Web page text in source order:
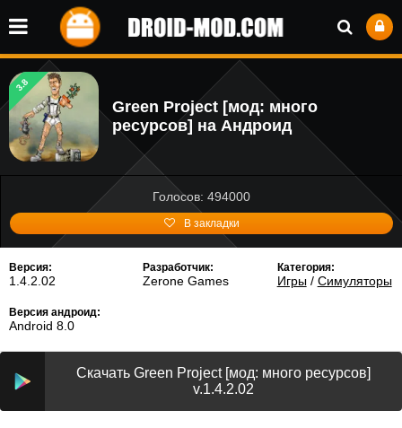
3.8
Green Project [мод: много
ресурсов] на Андроид
Голосов: 494000
В закладки
Версия:
1.4.2.02
Разработчик:
Zerone Games
Категория:
Игры/ Симуляторы
Версия андроид:
Android 8.0
Скачать Green Project [мод: много ресурсов]
v.1.4.2.02